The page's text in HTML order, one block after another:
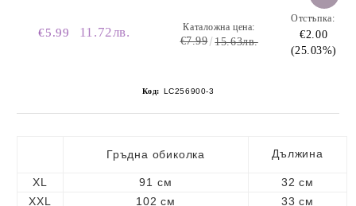
€5.99 11.72лв. Каталожна цена:
€7.99 15.63лв.
Отстъпка:
€2.00
(25.03%)
Код: LC256900-3
Гръдна обиколка Дължина
XL 91 см
32 см
XXL
102 см
33 см